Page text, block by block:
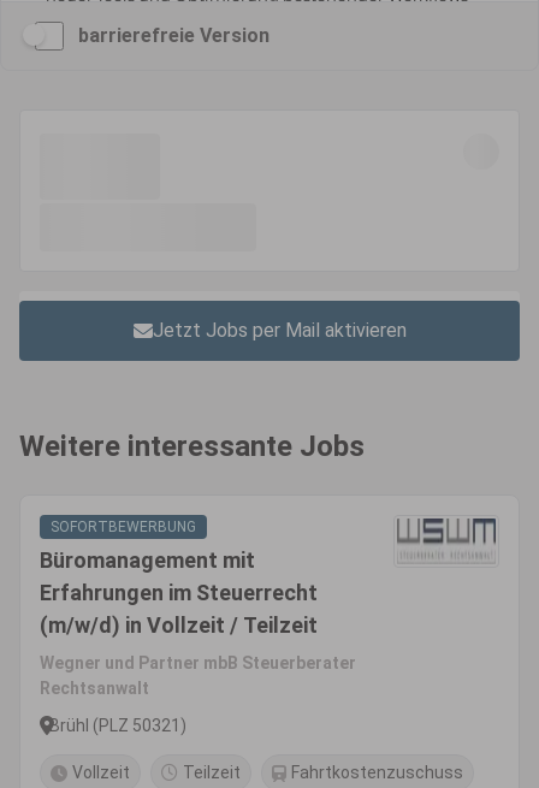
barrierefreie Version
Jetzt Jobs per Mail aktivieren
Weitere interessante Jobs
SOFORTBEWERBUNG
Büromanagement mit
Erfahrungen im Steuerrecht
(m/w/d) in Vollzeit / Teilzeit
Wegner und Partner mbB Steuerberater
Rechtsanwalt
Brühl (PLZ 50321)
Vollzeit Teilzeit Fahrtkostenzuschuss